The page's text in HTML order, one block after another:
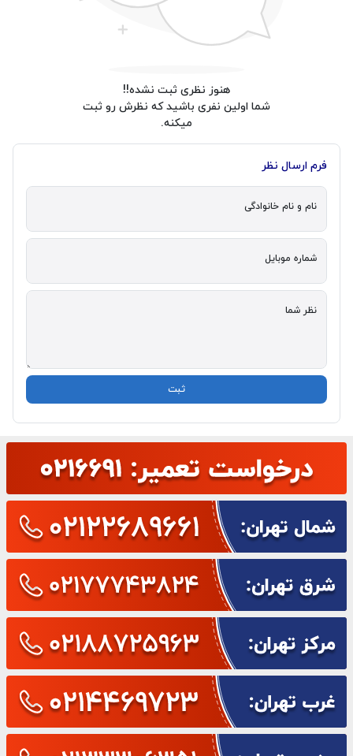
هنوز نظری ثبت نشده!!
شما اولین نفری باشید که نظرش رو ثبت
میکنه.
فرم ارسال نظر
نام و نام خانوادگی
شماره موبایل
نظر شما
ثبت